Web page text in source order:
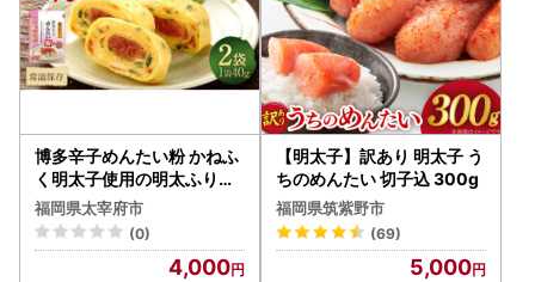
博多辛子めんたい粉 かねふ
く明太子使用の明太ふりか
け 40g×2袋 計80g 明太子
めんたいこ アレンジ ふりか
け
福岡県太宰府市
(0)
4,000
【明太子】訳あり 明太子 う
ちのめんたい 切子込 300g
福岡県筑紫野市
(69)
5,000